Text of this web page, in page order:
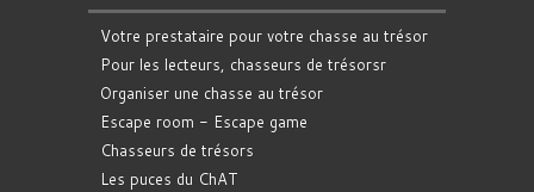
Votre prestataire pour votre chasse au trésor
Pour les lecteurs, chasseurs de trésorsr
Organiser une chasse au trésor
Escape room - Escape game
Chasseurs de trésors
Les puces du ChAT